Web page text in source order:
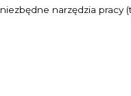
niezbędne narzędzia pracy